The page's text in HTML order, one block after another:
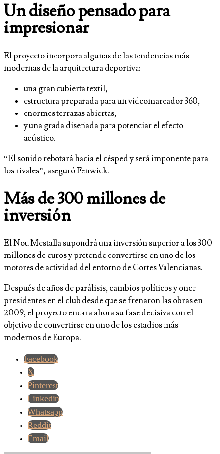
Un diseño pensado para
impresionar
El proyecto incorpora algunas de las tendencias más
modernas de la arquitectura deportiva:
una gran cubierta textil,
estructura preparada para un videomarcador 360,
enormes terrazas abiertas,
y una grada diseñada para potenciar el efecto
acústico.
“El sonido rebotará hacia el césped y será imponente para
los rivales”, aseguró Fenwick.
Más de 300 millones de
inversión
El Nou Mestalla supondrá una inversión superior a los 300
millones de euros y pretende convertirse en uno de los
motores de actividad del entorno de Cortes Valencianas.
Después de años de parálisis, cambios políticos y once
presidentes en el club desde que se frenaron las obras en
2009, el proyecto encara ahora su fase decisiva con el
objetivo de convertirse en uno de los estadios más
modernos de Europa.
Facebook
X
Pinterest
Linkedin
Whatsapp
Reddit
Email